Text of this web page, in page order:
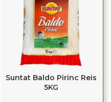
Suntat Baldo Pirinc Reis
5KG